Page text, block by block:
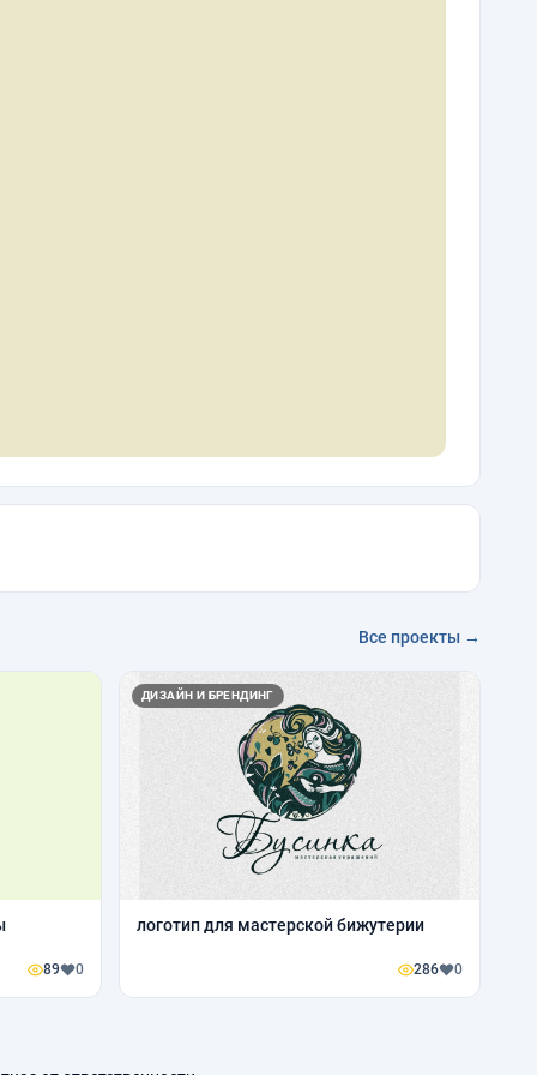
Все проекты →
89 0
ДИЗАЙН И БРЕНДИНГ
логотип для мастерской бижутерии
286 0